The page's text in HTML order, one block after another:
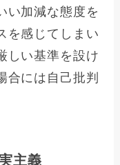
い加減な態度を
を感じてしまい
しい基準を設け
合には自己批判
主義